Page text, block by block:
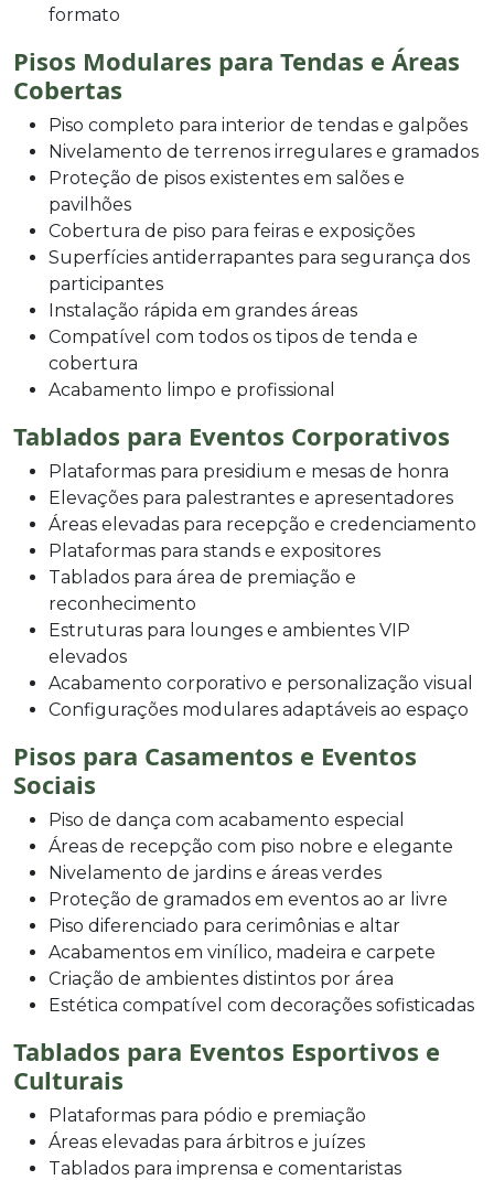
formato
Pisos Modulares para Tendas e Áreas
Cobertas
Piso completo para interior de tendas e galpões
Nivelamento de terrenos irregulares e gramados
Proteção de pisos existentes em salões e
pavilhões
Cobertura de piso para feiras e exposições
Superfícies antiderrapantes para segurança dos
participantes
Instalação rápida em grandes áreas
Compatível com todos os tipos de tenda e
cobertura
Acabamento limpo e profissional
Tablados para Eventos Corporativos
Plataformas para presidium e mesas de honra
Elevações para palestrantes e apresentadores
Áreas elevadas para recepção e credenciamento
Plataformas para stands e expositores
Tablados para área de premiação e
reconhecimento
Estruturas para lounges e ambientes VIP
elevados
Acabamento corporativo e personalização visual
Configurações modulares adaptáveis ao espaço
Pisos para Casamentos e Eventos
Sociais
Piso de dança com acabamento especial
Áreas de recepção com piso nobre e elegante
Nivelamento de jardins e áreas verdes
Proteção de gramados em eventos ao ar livre
Piso diferenciado para cerimônias e altar
Acabamentos em vinílico, madeira e carpete
Criação de ambientes distintos por área
Estética compatível com decorações sofisticadas
Tablados para Eventos Esportivos e
Culturais
Plataformas para pódio e premiação
Áreas elevadas para árbitros e juízes
Tablados para imprensa e comentaristas